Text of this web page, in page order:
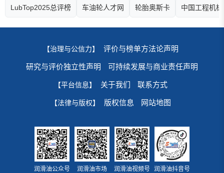
LubTop2025总评榜 车油轮人才网 轮胎奥斯卡 中国工程机
【治理与公信力】 评价与榜单方法论声明
研究与评价独立性声明 可持续发展与商业责任声明
【平台信息】 关于我们 联系方式
【法律与版权】 版权信息 网站地图
润滑油公众号 润滑油市场 润滑油视频号 润滑油抖音号